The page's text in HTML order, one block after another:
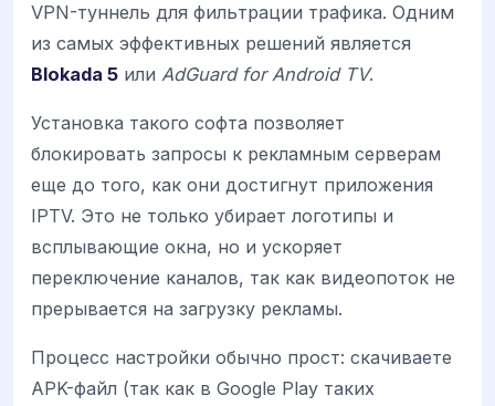
VPN-туннель для фильтрации трафика. Одним
из самых эффективных решений является
Blokada 5 или AdGuard for Android TV.
Установка такого софта позволяет
блокировать запросы к рекламным серверам
еще до того, как они достигнут приложения
IPTV. Это не только убирает логотипы и
всплывающие окна, но и ускоряет
переключение каналов, так как видеопоток не
прерывается на загрузку рекламы.
Процесс настройки обычно прост: скачиваете
APK-файл (так как в Google Play таких